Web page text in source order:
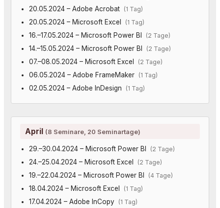
20.05.2024 – Adobe Acrobat (1 Tag)
20.05.2024 – Microsoft Excel (1 Tag)
16.–17.05.2024 – Microsoft Power BI (2 Tage)
14.–15.05.2024 – Microsoft Power BI (2 Tage)
07.–08.05.2024 – Microsoft Excel (2 Tage)
06.05.2024 – Adobe FrameMaker (1 Tag)
02.05.2024 – Adobe InDesign (1 Tag)
April (8 Seminare, 20 Seminartage)
29.–30.04.2024 – Microsoft Power BI (2 Tage)
24.–25.04.2024 – Microsoft Excel (2 Tage)
19.–22.04.2024 – Microsoft Power BI (4 Tage)
18.04.2024 – Microsoft Excel (1 Tag)
17.04.2024 – Adobe InCopy (1 Tag)